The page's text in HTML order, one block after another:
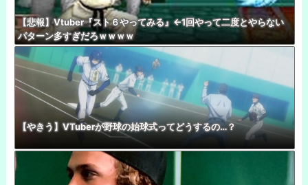
【悲報】Vtuber『スト６やってみる』←1回やって二度とやらない
パターン多すぎだろｗｗｗｗ
【やきう】VTuberが野球の始球式ってどうするの…？